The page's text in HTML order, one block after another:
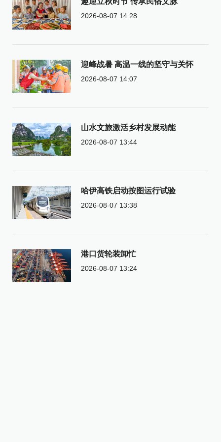
2026-08-07 14:28
迎峰战暑 高温一线的坚守与关怀
2026-08-07 14:07
山水文旅激活乡村发展动能
2026-08-07 13:44
哈伊高铁启动按图运行试验
2026-08-07 13:38
港口货轮装卸忙
2026-08-07 13:24